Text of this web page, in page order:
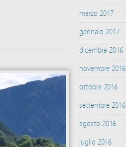
marzo 2017
gennaio 2017
dicembre 2016
novembre 2016
ottobre 2016
settembre 2016
agosto 2016
luglio 2016